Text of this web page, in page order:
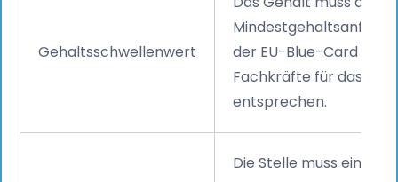
Gehaltsschwellenwert
der EU-Blue-Card für
Fachkräfte für das
entsprechen.
Die Stelle muss einen